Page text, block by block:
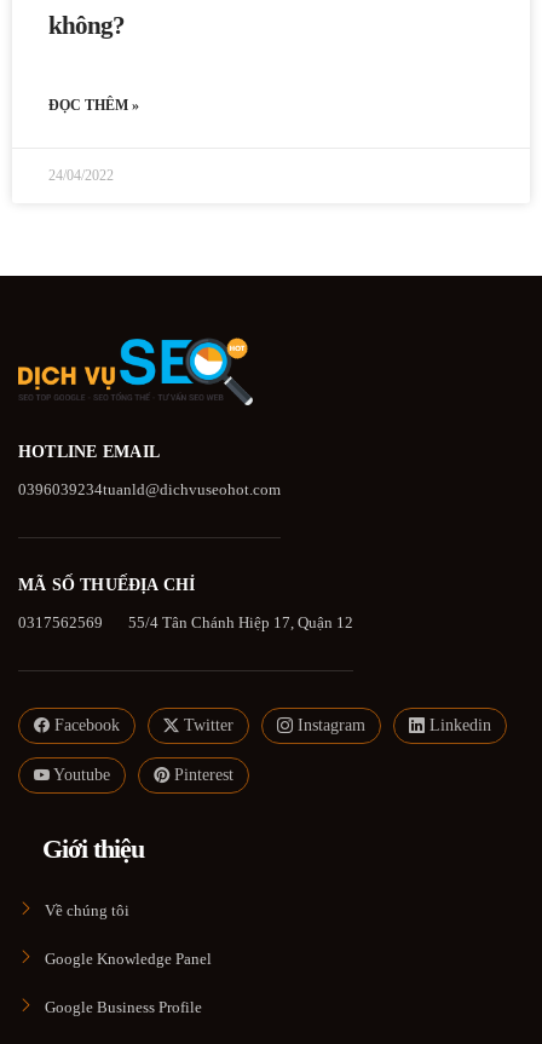
không?
ĐỌC THÊM »
24/04/2022
HOTLINE
0396039234
EMAIL
tuanld@dichvuseohot.com
MÃ SỐ THUẾ
0317562569
ĐỊA CHỈ
55/4 Tân Chánh Hiệp 17, Quận 12
Facebook Twitter Instagram Linkedin
Youtube Pinterest
Giới thiệu
Về chúng tôi
Google Knowledge Panel
Google Business Profile